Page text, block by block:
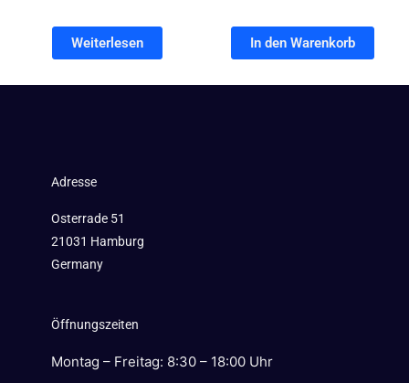
Weiterlesen In den Warenkorb
Adresse
Osterrade 51
21031 Hamburg
Germany
Öffnungszeiten
Montag – Freitag: 8:30 – 18:00 Uhr